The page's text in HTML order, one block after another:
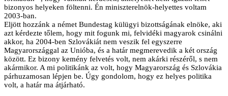
bizonyos helyeken föltenni. Én miniszterelnök-helyettes voltam
2003-ban.
Eljött hozzánk a német Bundestag külügyi bizottságának elnöke, aki
azt kérdezte tőlem, hogy mit fogunk mi, felvidéki magyarok csinálni
akkor, ha 2004-ben Szlovákiát nem veszik fel egyszerre
Magyarországgal az Unióba, és a határ megmerevedik a két ország
között. Ez bizony kemény felvetés volt, nem akárki részéről, s nem
akármikor. A mi politikánk az volt, hogy Magyarország és Szlovákia
párhuzamosan lépjen be. Úgy gondolom, hogy ez helyes politika
volt, a határ ma átjárható.